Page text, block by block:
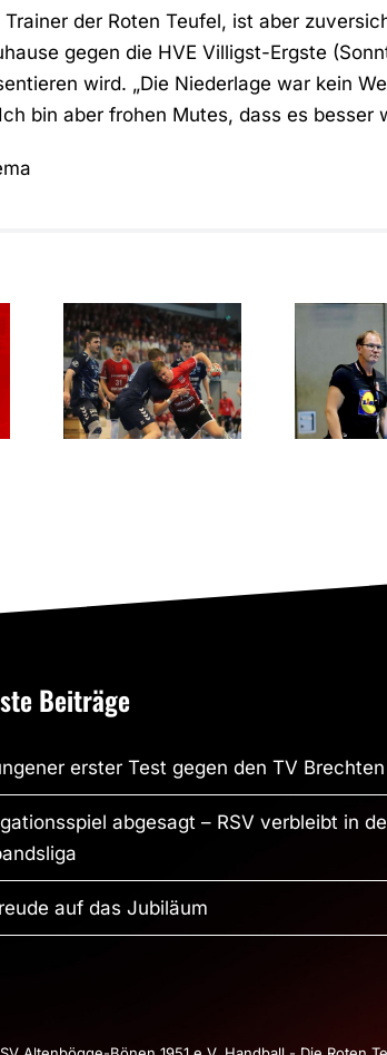
Trainer der Roten Teufel, ist aber
gegen die HVE Villigst-Ergste
wird. „Die Niederlage war kein
bin aber frohen Mutes, dass es besser
Dortmund
entreißt
dem RSV
Altenbögge
die
Beiträge
erster Test gegen den TV Brechten
abgesagt – RSV verbleibt in
auf das Jubiläum